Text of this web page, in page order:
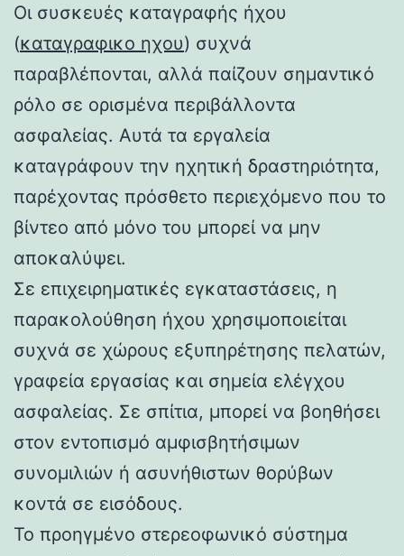
Οι συσκευές καταγραφής ήχου
(καταγραφικο ηχου) συχνά
παραβλέπονται, αλλά παίζουν σημαντικό
ρόλο σε ορισμένα περιβάλλοντα
ασφαλείας. Αυτά τα εργαλεία
καταγράφουν την ηχητική δραστηριότητα,
παρέχοντας πρόσθετο περιεχόμενο που το
βίντεο από μόνο του μπορεί να μην
αποκαλύψει.
Σε επιχειρηματικές εγκαταστάσεις, η
παρακολούθηση ήχου χρησιμοποιείται
συχνά σε χώρους εξυπηρέτησης πελατών,
γραφεία εργασίας και σημεία ελέγχου
ασφαλείας. Σε σπίτια, μπορεί να βοηθήσει
στον εντοπισμό αμφισβητήσιμων
συνομιλιών ή ασυνήθιστων θορύβων
κοντά σε εισόδους.
Το προηγμένο στερεοφωνικό σύστημα